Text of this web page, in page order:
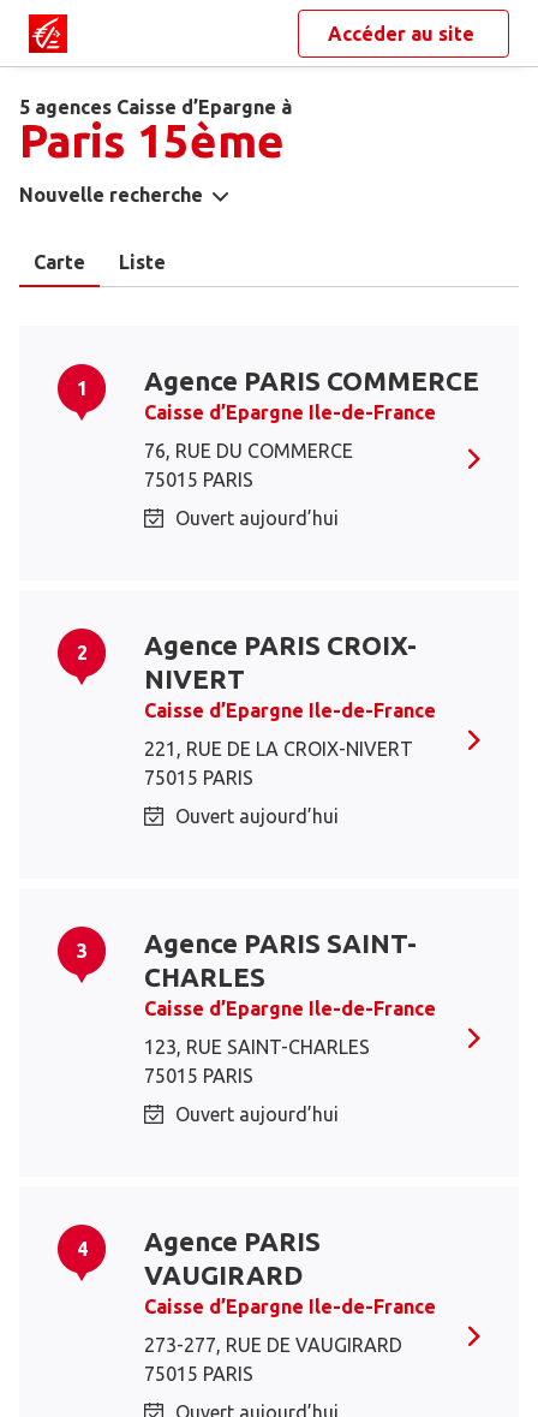
Accéder au site
5 agences Caisse d’Epargne à
Paris 15ème
Nouvelle recherche
Carte Liste
1 Agence PARIS COMMERCE
Caisse d’Epargne Ile-de-France
76, RUE DU COMMERCE
75015 PARIS
Ouvert aujourd’hui
2
Agence PARIS CROIX-
NIVERT
Caisse d’Epargne Ile-de-France
221, RUE DE LA CROIX-NIVERT
75015 PARIS
Ouvert aujourd’hui
3
Agence PARIS SAINT-
CHARLES
Caisse d’Epargne Ile-de-France
123, RUE SAINT-CHARLES
75015 PARIS
Ouvert aujourd’hui
4
Agence PARIS
VAUGIRARD
Caisse d’Epargne Ile-de-France
273-277, RUE DE VAUGIRARD
75015 PARIS
Ouvert aujourd’hui